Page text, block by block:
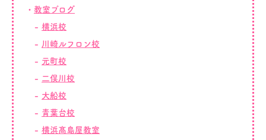
教室ブログ
横浜校
川崎ルフロン校
元町校
二俣川校
大船校
青葉台校
横浜髙島屋教室